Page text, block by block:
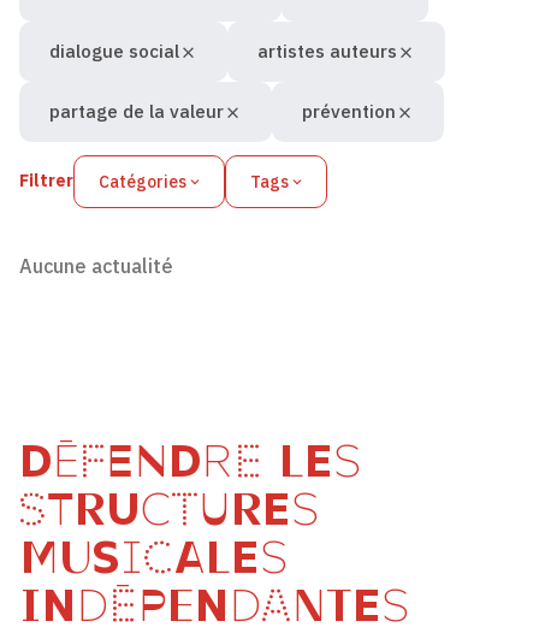
Filtrer Catégories Tags
dialogue social artistes auteurs
partage de la valeur prévention
Aucune actualité
DÉFENDRE LES
STRUCTURES
MUSICALES
INDÉPENDANTES